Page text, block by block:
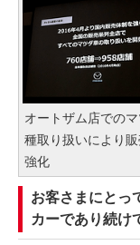
オートザム店での
種取り扱いにより
強化
お客さまにとっ
カーであり続け